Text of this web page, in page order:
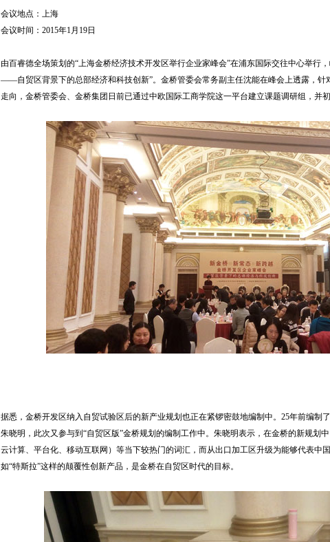
会议地点：上海
会议时间：2015年1月19日
由百睿德全场策划的“上海金桥经济技术开发区举行企业家峰会”在浦东国际交往中心举行
——自贸区背景下的总部经济和科技创新”。金桥管委会常务副主任沈能在峰会上透露，针
走向，金桥管委会、金桥集团日前已通过中欧国际工商学院这一平台建立课题调研组，并初
据悉，金桥开发区纳入自贸试验区后的新产业规划也正在紧锣密鼓地编制中。25年前编制
朱晓明，此次又参与到“自贸区版”金桥规划的编制工作中。朱晓明表示，在金桥的新规划中
云计算、平台化、移动互联网）等当下较热门的词汇，而从出口加工区升级为能够代表中
如“特斯拉”这样的颠覆性创新产品，是金桥在自贸区时代的目标。